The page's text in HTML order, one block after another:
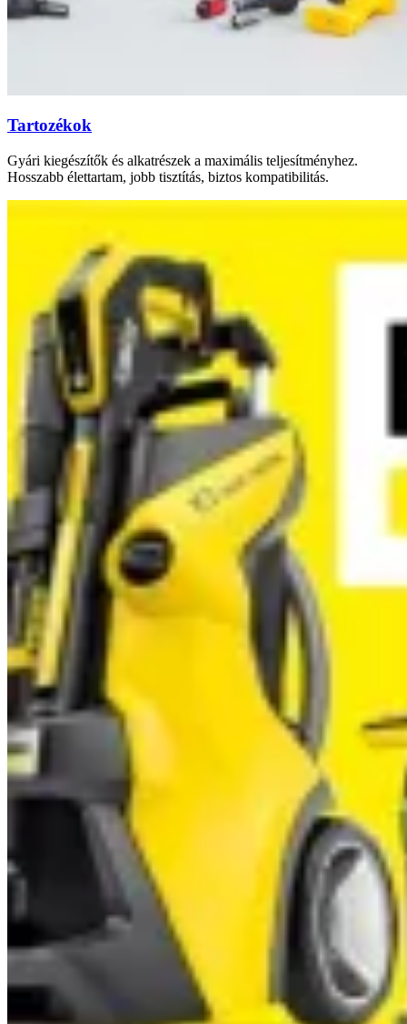
Tartozékok
Gyári kiegészítők és alkatrészek a maximális teljesítményhez.
Hosszabb élettartam, jobb tisztítás, biztos kompatibilitás.